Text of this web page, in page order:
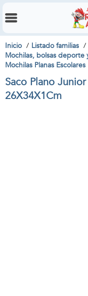
Inicio Listado familias
Mochilas, bolsas deporte
Mochilas Planas Escolares
Saco Plano
26X34X1Cm